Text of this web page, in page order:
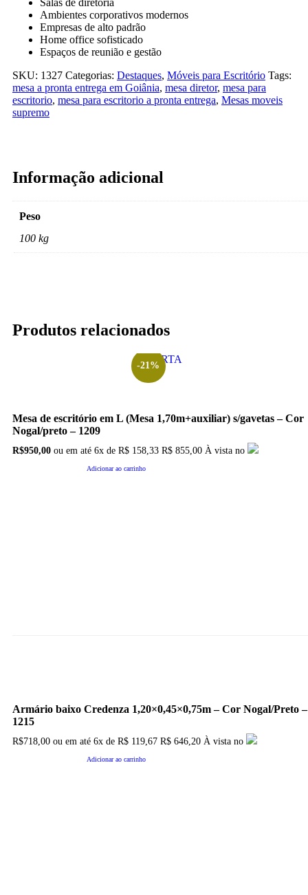
Ambientes corporativos modernos
Empresas de alto padrão
Home office sofisticado
Espaços de reunião e gestão
SKU: 1327 Categorias: Destaques, Móveis para Escritório Tags:
mesa a pronta entrega em Goiânia, mesa diretor, mesa para
escritorio, mesa para escritorio a pronta entrega, Mesas moveis
supremo
Informação adicional
Peso
100 kg
Produtos relacionados
-21%
OFERTA
Mesa de escritório em L (Mesa 1,70m+auxiliar) s/gavetas – Cor
Nogal/preto – 1209
O
R$950,00Oou em até 6x de R$ 158,33 R$ 855,00 À vista no
Adicionar ao carrinho
Armário baixo Credenza 1,20×0,45×0,75m – Cor Nogal/Preto –
1215
R$718,00 ou em até 6x de R$ 119,67 R$ 646,20 À vista no
Adicionar ao carrinho